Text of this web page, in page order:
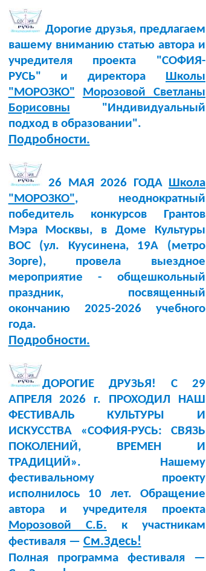
Дорогие друзья, предлагаем
вашему вниманию статью автора и
учредителя проекта "СОФИЯ-
РУСЬ" и директора
Школы
"МОРОЗКО"
Морозовой Светланы
Борисовны "Индивидуальный
подход в образовании".
Подробности.
26 МАЯ 2026 ГОДА
Школа
"МОРОЗКО", неоднократный
победитель конкурсов Грантов
Мэра Москвы, в Доме Культуры
BOC (ул. Куусинена, 19А (метро
Зорге), провела выездное
мероприятие - общешкольный
праздник, посвященный
окончанию 2025-2026 учебного
года.
Подробности.
ДОРОГИЕ ДРУЗЬЯ! С 29
АПРЕЛЯ 2026 г. ПРОХОДИЛ НАШ
ФЕСТИВАЛЬ КУЛЬТУРЫ И
ИСКУССТВА «СОФИЯ-РУСЬ: СВЯЗЬ
ПОКОЛЕНИЙ, ВРЕМЕН И
ТРАДИЦИЙ». Нашему
фестивальному проекту
исполнилось 10 лет. Обращение
автора и учредителя проекта
Морозовой С.Б. к участникам
фестиваля — См.Здесь!
Полная программа фестиваля —